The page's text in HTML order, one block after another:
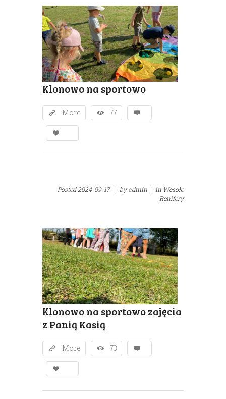
Klonowo na sportowo
More 77
Posted2024-09-17 | byadmin | in Wesołe
Renifery
Klonowo na sportowo zajęcia
z Panią Kasią
More 73